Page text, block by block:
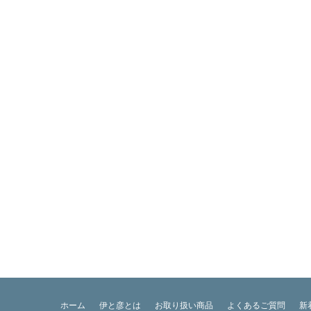
ホーム 伊と彦とは お取り扱い商品 よくあるご質問 新